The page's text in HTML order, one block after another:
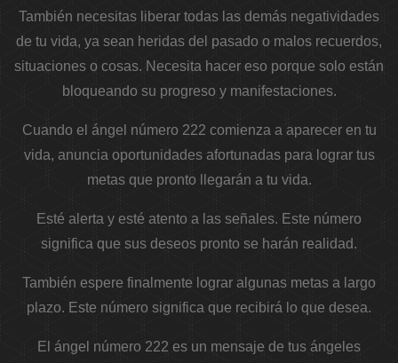
También necesitas liberar todas las demás negatividades
de tu vida, ya sean heridas del pasado o malos recuerdos,
situaciones o cosas. Necesita hacer eso porque solo están
bloqueando su progreso y manifestaciones.
Cuando el ángel número 222 comienza a aparecer en tu
vida, anuncia oportunidades afortunadas para lograr tus
metas que pronto llegarán a tu vida.
Esté alerta y esté atento a las señales. Este número
significa que sus deseos pronto se harán realidad.
También espere finalmente lograr algunas metas a largo
plazo. Este número significa que recibirá lo que desea.
El ángel número 222 es un mensaje de tus ángeles